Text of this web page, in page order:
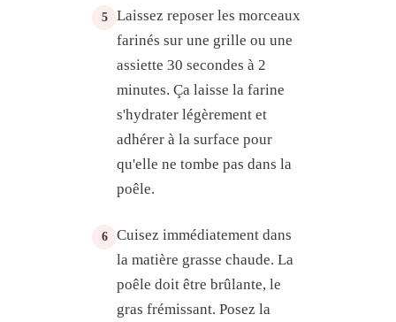
Qu'est-ce que fariner en cuisine ?
Comment fariner : la technique
À quoi sert le farinage en cuisine
5
Laissez reposer les morceaux
farinés sur une grille ou une
assiette 30 secondes à 2
minutes. Ça laisse la farine
s'hydrater légèrement et
adhérer à la surface pour
qu'elle ne tombe pas dans la
poêle.
6
Cuisez immédiatement dans
la matière grasse chaude. La
poêle doit être brûlante, le
gras frémissant. Posez la